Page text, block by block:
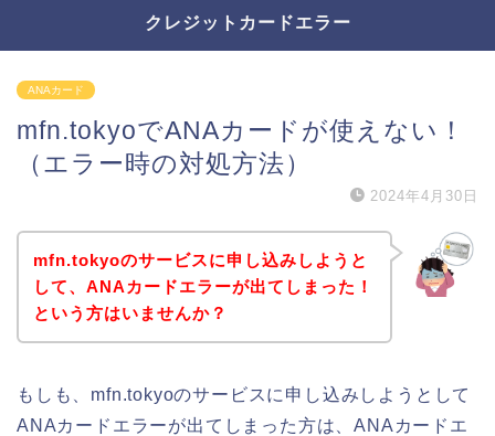
クレジットカードエラー
ANAカード
mfn.tokyoでANAカードが使えない！
（エラー時の対処方法）
2024年4月30日
mfn.tokyoのサービスに申し込みしようと
して、ANAカードエラーが出てしまった！
という方はいませんか？
もしも、mfn.tokyoのサービスに申し込みしようとして
ANAカードエラーが出てしまった方は、ANAカードエ